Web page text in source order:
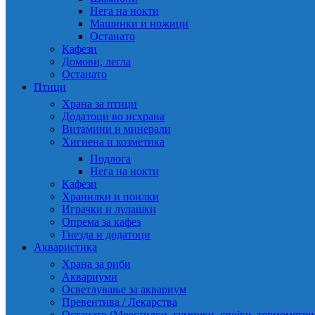
Нега на нокти
Машинки и ножици
Останато
Кафези
Домови, легла
Останато
Птици
Храна за птици
Додатоци во исхрана
Витамини и минерали
Хигиена и козметика
Подлога
Нега на нокти
Кафези
Хранилки и поилки
Играчки и лулашки
Опрема за кафез
Гнезда и додатоци
Акваристика
Храна за риби
Аквариуми
Осветлување за аквариум
Превентива / Лекарства